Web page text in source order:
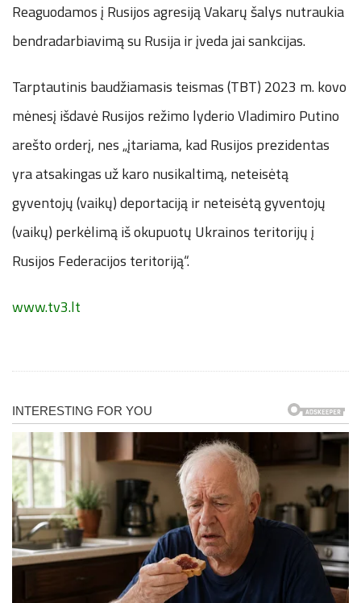
Reaguodamos į Rusijos agresiją Vakarų šalys nutraukia
bendradarbiavimą su Rusija ir įveda jai sankcijas.
Tarptautinis baudžiamasis teismas (TBT) 2023 m. kovo
mėnesį išdavė Rusijos režimo lyderio Vladimiro Putino
arešto orderį, nes „įtariama, kad Rusijos prezidentas
yra atsakingas už karo nusikaltimą, neteisėtą
gyventojų (vaikų) deportaciją ir neteisėtą gyventojų
(vaikų) perkėlimą iš okupuotų Ukrainos teritorijų į
Rusijos Federacijos teritoriją“.
www.tv3.lt